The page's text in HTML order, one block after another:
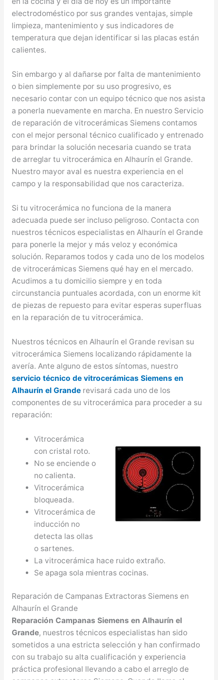
electrodoméstico por sus grandes ventajas, simple
limpieza, mantenimiento y sus indicadores de
temperatura que dejan identificar si las placas están
calientes.
Sin embargo y al dañarse por falta de mantenimiento
o bien simplemente por su uso progresivo, es
necesario contar con un equipo técnico que nos asista
a ponerla nuevamente en marcha. En nuestro Servicio
de reparación de vitrocerámicas Siemens contamos
con el mejor personal técnico cualificado y entrenado
para brindar la solución necesaria cuando se trata
de arreglar tu vitrocerámica en Alhaurín el Grande.
Nuestro mayor aval es nuestra experiencia en el
campo y la responsabilidad que nos caracteriza.
Si tu vitrocerámica no funciona de la manera
adecuada puede ser incluso peligroso. Contacta con
nuestros técnicos especialistas en Alhaurín el Grande
para ponerle la mejor y más veloz y económica
solución. Reparamos todos y cada uno de los modelos
de vitrocerámicas Siemens qué hay en el mercado.
Acudimos a tu domicilio siempre y en toda
circunstancia puntuales acordada, con un enorme kit
de piezas de repuesto para evitar esperas superfluas
en la reparación de tu vitrocerámica.
Nuestros técnicos en Alhaurín el Grande revisan su
vitrocerámica Siemens localizando rápidamente la
avería. Ante alguno de estos síntomas, nuestro
servicio técnico de vitrocerámicas Siemens en
Alhaurín el Granderevisará cada uno de los
componentes de su vitrocerámica para proceder a su
reparación:
Vitrocerámica
con cristal roto.
No se enciende o
no calienta.
Vitrocerámica
bloqueada.
Vitrocerámica de
inducción no
detecta las ollas
o sartenes.
La vitrocerámica hace ruido extraño.
Se apaga sola mientras cocinas.
Reparación de Campanas Extractoras Siemens en
Alhaurín el Grande
Reparación Campanas Siemens en Alhaurín el
Grande, nuestros técnicos especialistas han sido
sometidos a una estricta selección y han confirmado
con su trabajo su alta cualificación y experiencia
práctica profesional llevando a cabo el arreglo de